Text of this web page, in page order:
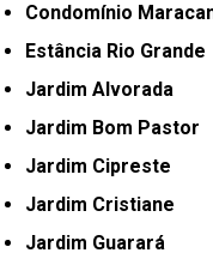
Condomínio
Estância Rio Grande
Jardim Alvorada
Jardim Bom Pastor
Jardim Cipreste
Jardim Cristiane
Jardim Guarará